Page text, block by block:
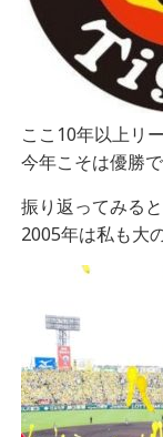
ここ10年以上リ
今年こそは優勝で
振り返ってみる
2005年は私も大